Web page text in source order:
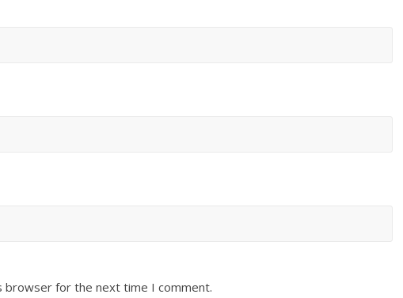
browser for the next time I comment.